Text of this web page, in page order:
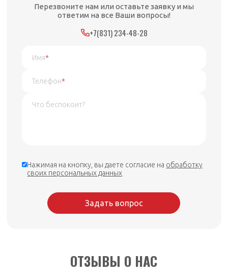
Перезвоните нам или оставьте заявку и мы
ответим на все Ваши вопросы!
+7(831) 234-48-28
Имя*
Телефон*
Нажимая на кнопку, вы даете согласие на обработку
своих персональных данных
Задать вопрос
ОТЗЫВЫ О НАС